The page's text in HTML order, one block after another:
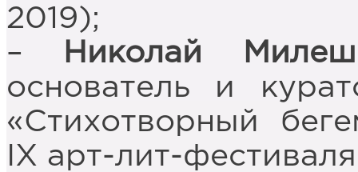
2019);
–
Николай
основатель и
«Стихотворный
IX арт-лит-